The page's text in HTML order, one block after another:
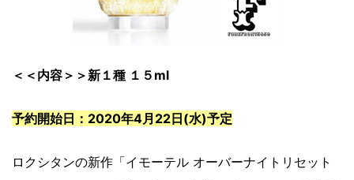
＜＜内容＞＞新１種 １５ml
予約開始日：2020年4月22日(水)予定
ロクシタンの新作「イモーテル オーバーナイトリセット